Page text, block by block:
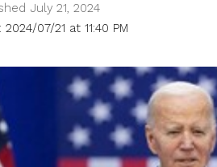
07/21 at 11:40 PM
July 21, 2024